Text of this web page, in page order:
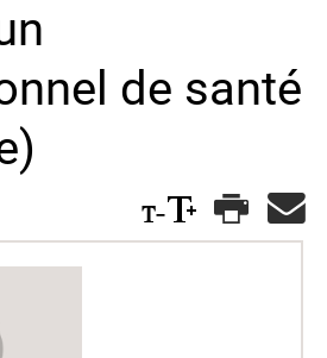
de santé